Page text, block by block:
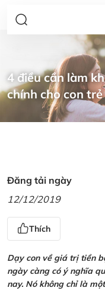
4 điều cần làm
chính cho con trẻ
Đăng tải ngày
12/12/2019
Thích
Dạy con về giá trị tiền
ngày càng có ý nghĩa
nay. Nó không chỉ là